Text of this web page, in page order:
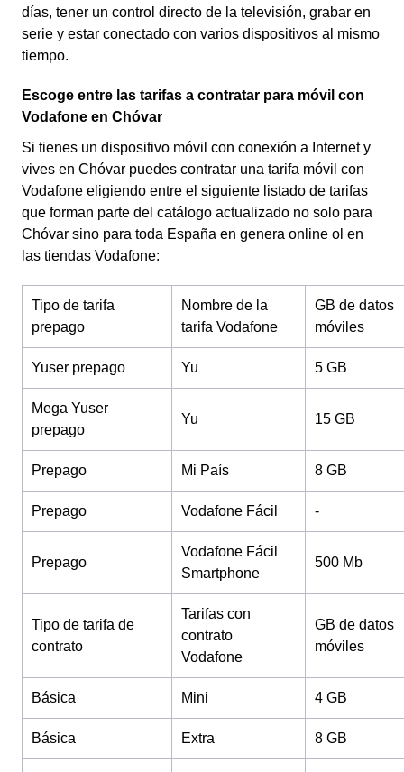
días, tener un control directo de la televisión, grabar en
serie y estar conectado con varios dispositivos al mismo
tiempo.
Escoge entre las tarifas a contratar para móvil con
Vodafone en Chóvar
Si tienes un dispositivo móvil con conexión a Internet y
vives en Chóvar puedes contratar una tarifa móvil con
Vodafone eligiendo entre el siguiente listado de tarifas
que forman parte del catálogo actualizado no solo para
Chóvar sino para toda España en genera online ol en
las tiendas Vodafone:
Tipo de tarifa
prepago
Nombre de la
tarifa Vodafone
GB de datos
móviles
Yuser prepago Yu 5 GB
Mega Yuser
prepago
Yu 15 GB
Prepago Mi País 8 GB
Prepago Vodafone Fácil -
Prepago
Vodafone Fácil
Smartphone
500 Mb
Tipo de tarifa de
contrato
Tarifas con
contrato
Vodafone
GB de datos
móviles
Básica Mini 4 GB
Básica Extra 8 GB